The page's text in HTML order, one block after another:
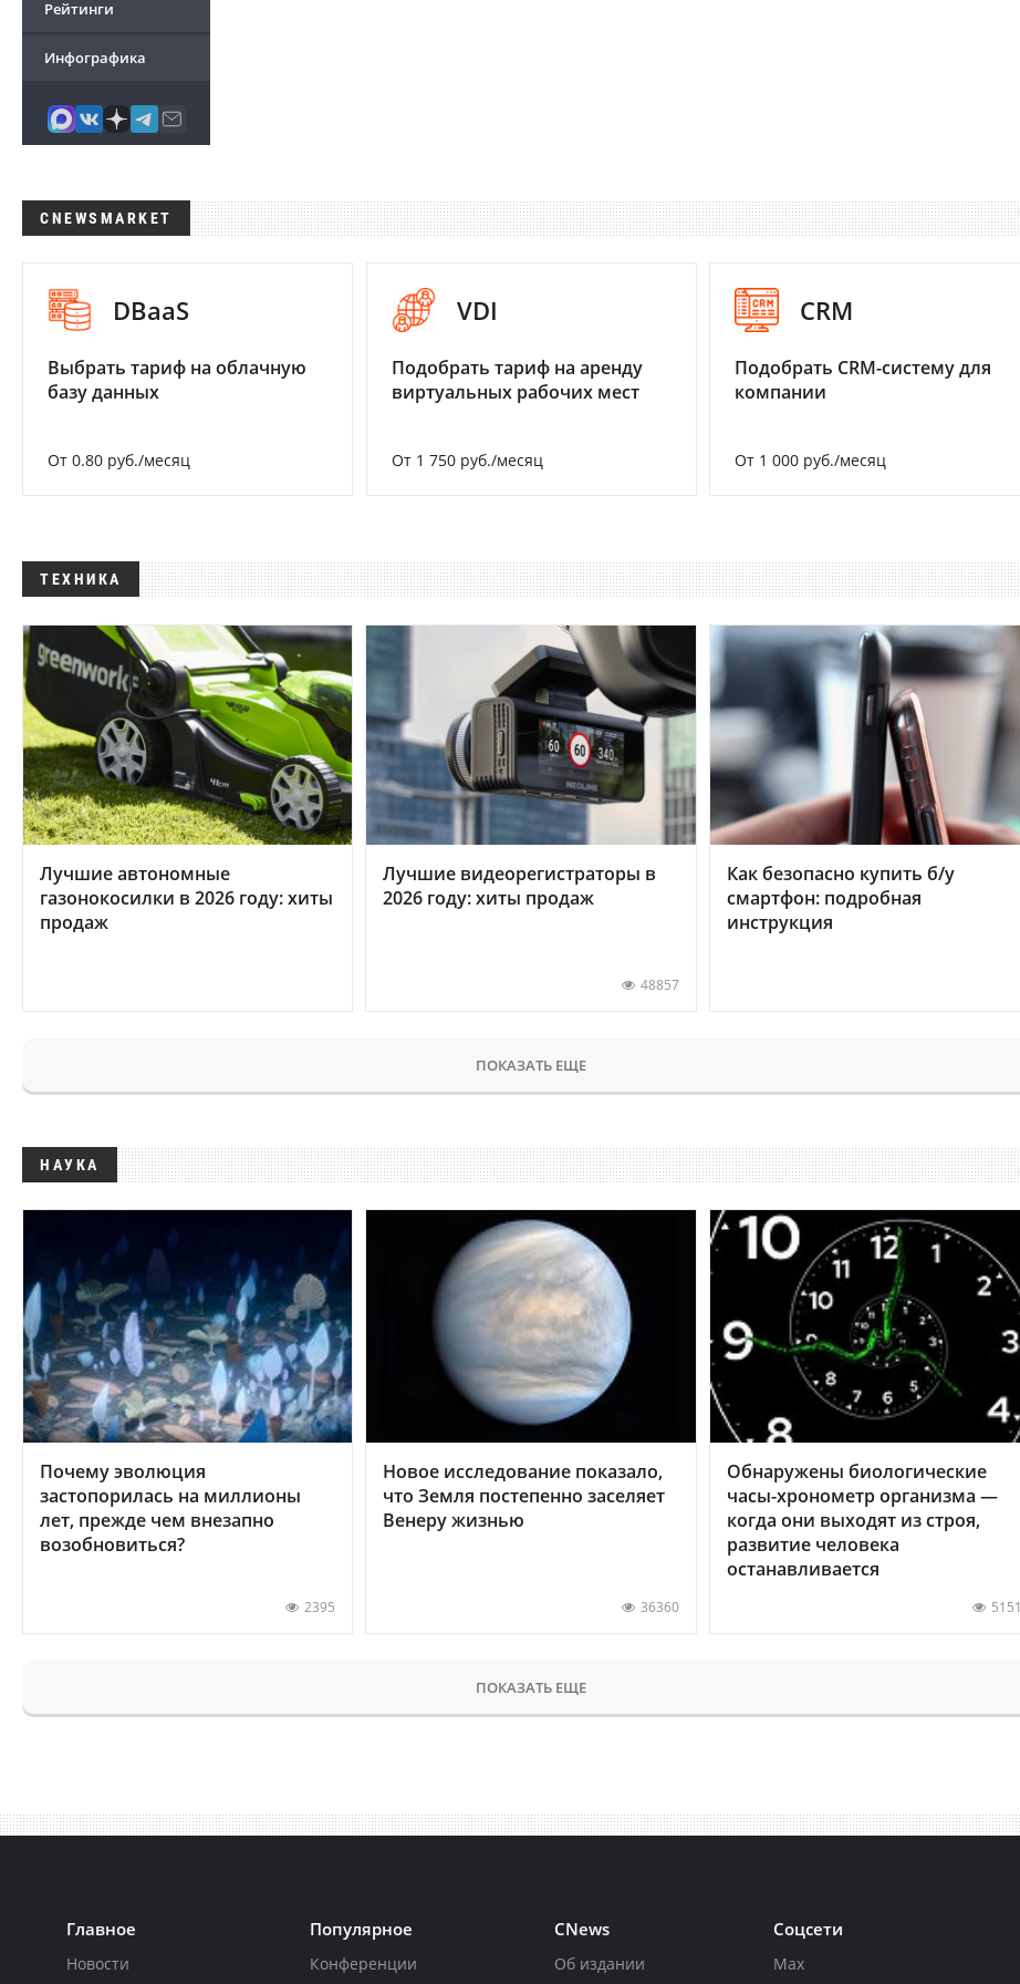
Рейтинги
Инфографика
CNEWSMARKET
DBaaS
Выбрать тариф на облачную
базу данных
От 0.80 руб./месяц
VDI
Подобрать тариф на аренду
виртуальных рабочих мест
От 1 750 руб./месяц
CRM
Подобрать CRM-систему для
компании
От 1 000 руб./месяц
ТЕХНИКА
Лучшие автономные
газонокосилки в 2026 году: хиты
продаж
Лучшие видеорегистраторы в
2026 году: хиты продаж
48857
Как безопасно купить б/у
смартфон: подробная
инструкция
ПОКАЗАТЬ ЕЩЕ
НАУКА
Почему эволюция
застопорилась на миллионы
лет, прежде чем внезапно
возобновиться?
2395
Новое исследование показало,
что Земля постепенно заселяет
Венеру жизнью
36360
Обнаружены биологические
часы-хронометр организма —
когда они выходят из строя,
развитие человека
останавливается
5151
ПОКАЗАТЬ ЕЩЕ
Главное
Новости
Популярное
Конференции
CNews
Об издании
Соцсети
Max